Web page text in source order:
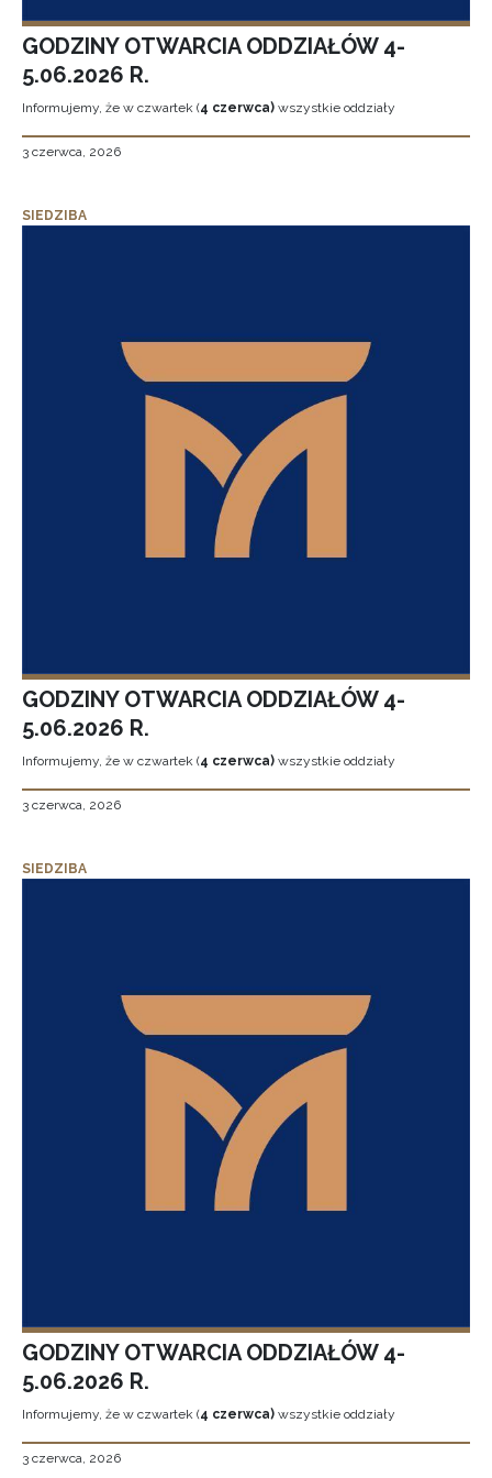
GODZINY OTWARCIA ODDZIAŁÓW 4-
5.06.2026 R.
Informujemy, że w czwartek (4 czerwca) wszystkie oddziały
3 czerwca, 2026
SIEDZIBA
GODZINY OTWARCIA ODDZIAŁÓW 4-
5.06.2026 R.
Informujemy, że w czwartek (4 czerwca) wszystkie oddziały
3 czerwca, 2026
SIEDZIBA
GODZINY OTWARCIA ODDZIAŁÓW 4-
5.06.2026 R.
Informujemy, że w czwartek (4 czerwca) wszystkie oddziały
3 czerwca, 2026